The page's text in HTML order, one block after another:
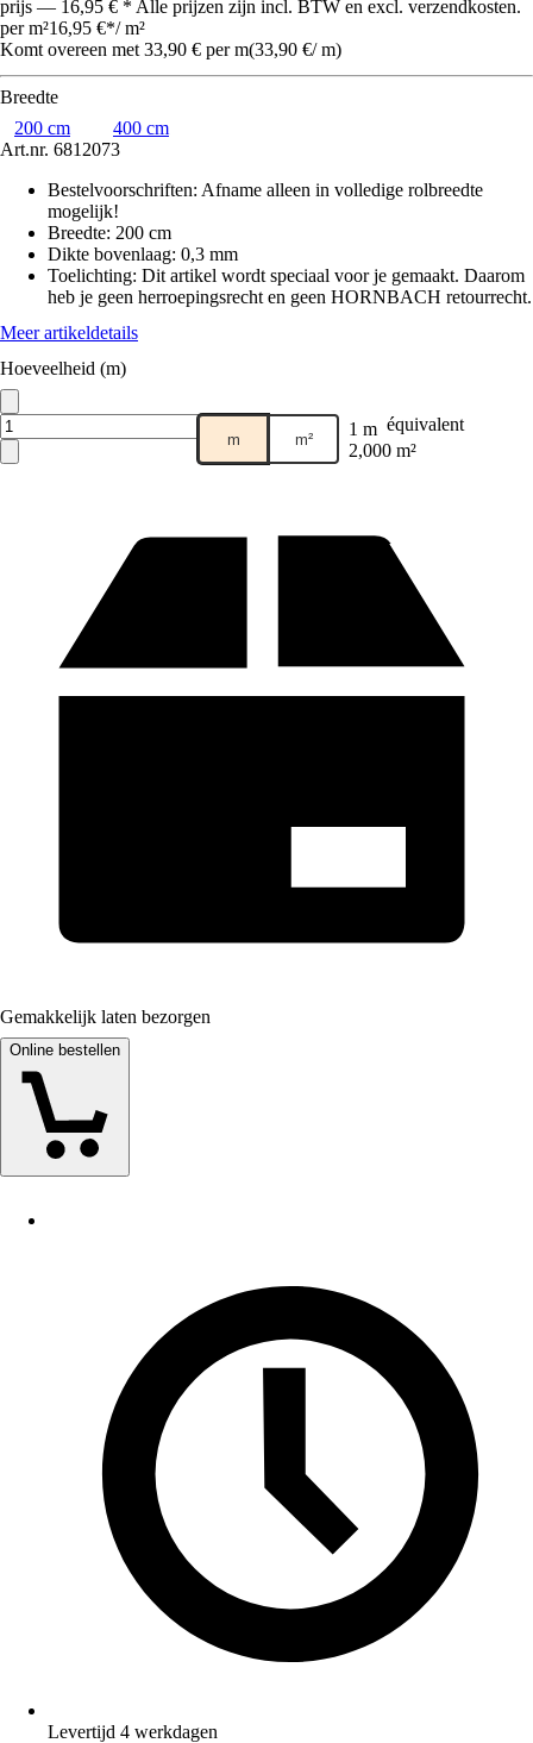
prijs — 16,95 € * Alle prijzen zijn incl. BTW en excl. verzendkosten.
per m²16,95 €*/ m²
Komt overeen met 33,90 € per m(33,90 €/ m)
Breedte
200 cm
400 cm
Art.nr. 6812073
Bestelvoorschriften: Afname alleen in volledige rolbreedte
mogelijk!
Breedte: 200 cm
Dikte bovenlaag: 0,3 mm
Toelichting: Dit artikel wordt speciaal voor je gemaakt. Daarom
heb je geen herroepingsrecht en geen HORNBACH retourrecht.
Meer artikeldetails
Hoeveelheid (m)
m m² 1 m équivalent
2,000 m²
Gemakkelijk laten bezorgen
Online bestellen
Levertijd 4 werkdagen